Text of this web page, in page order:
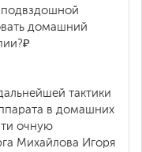
подвздошной
домашний
тактики
в домашних
очную
Михайлова Игоря